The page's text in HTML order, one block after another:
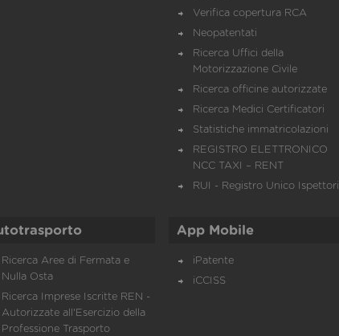
Verifica copertura RCA
Neopatentati
Ricerca Uffici della
Motorizzazione Civile
Ricerca officine autorizzate
Ricerca Medici Certificatori
Statistiche immatricolazioni
REGISTRO ELETTRONICO
NCC TAXI – RENT
RUI - Registro Unico Ispettori
Ricerca Aree di Fermata e
Nulla Osta
Ricerca Imprese Iscritte REN -
Autorizzate all'Esercizio della
Professione Trasporto
App Mobile
iPatente
iCCISS